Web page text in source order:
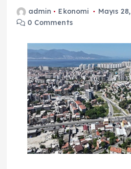
admin Ekonomi
Mayıs
0 Comments